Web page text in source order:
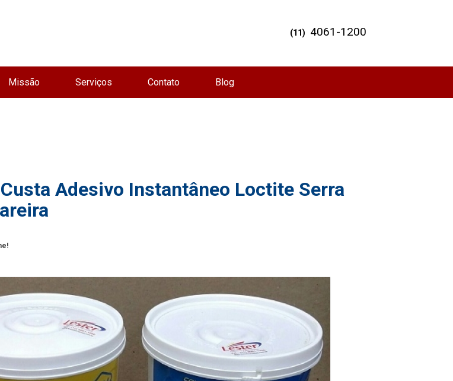
Missão Serviços Contato Blog
(11) 4061-1200
Adesivo Instantâneo Loctite Serra